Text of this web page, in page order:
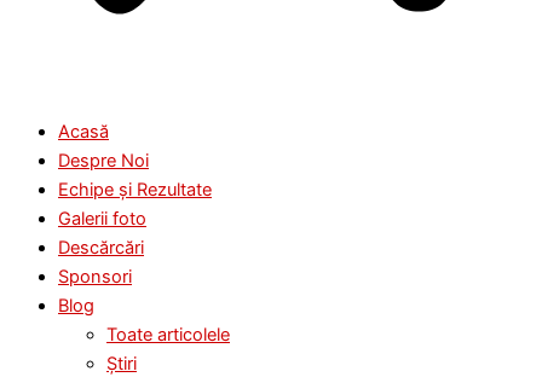
Acasă
Despre Noi
Echipe și Rezultate
Galerii foto
Descărcări
Sponsori
Blog
Toate articolele
Știri